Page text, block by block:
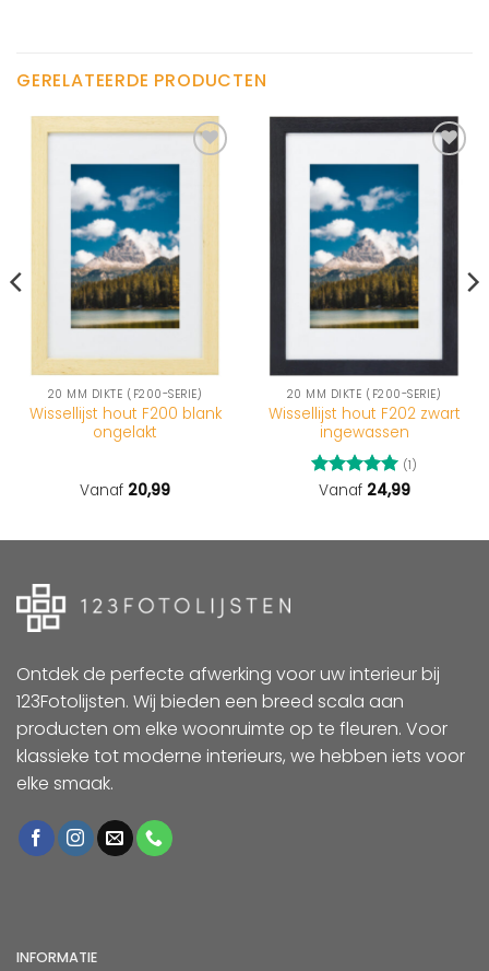
GERELATEERDE PRODUCTEN
20 MM DIKTE (F200-SERIE)
Wissellijst hout F200 blank
ongelakt
Vanaf 20,99
20 MM DIKTE (F200-SERIE)
Wissellijst hout F202 zwart
ingewassen
Gewaardeerd
(1)
Vanaf 24,99
Ontdek de perfecte afwerking voor uw interieur bij
123Fotolijsten. Wij bieden een breed scala aan
producten om elke woonruimte op te fleuren. Voor
klassieke tot moderne interieurs, we hebben iets voor
elke smaak.
INFORMATIE